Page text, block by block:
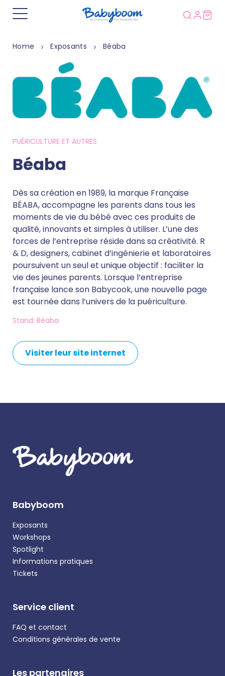
Home Exposants Béaba
PUÉRICULTURE ET AUTRES
Béaba
Dès sa création en 1989, la marque Française
BÉABA, accompagne les parents dans tous les
moments de vie du bébé avec ces produits de
qualité, innovants et simples à utiliser. L’une des
forces de l’entreprise réside dans sa créativité. R
& D, designers, cabinet d’ingénierie et laboratoires
poursuivent un seul et unique objectif : faciliter la
vie des jeunes parents. Lorsque l’entreprise
française lance son Babycook, une nouvelle page
est tournée dans l’univers de la puériculture.
Stand: Béaba
Visiter leur site internet
Babyboom
Exposants
Workshops
Spotlight
Informations pratiques
Tickets
Service client
FAQ et contact
Conditions générales de vente
Les partenaires